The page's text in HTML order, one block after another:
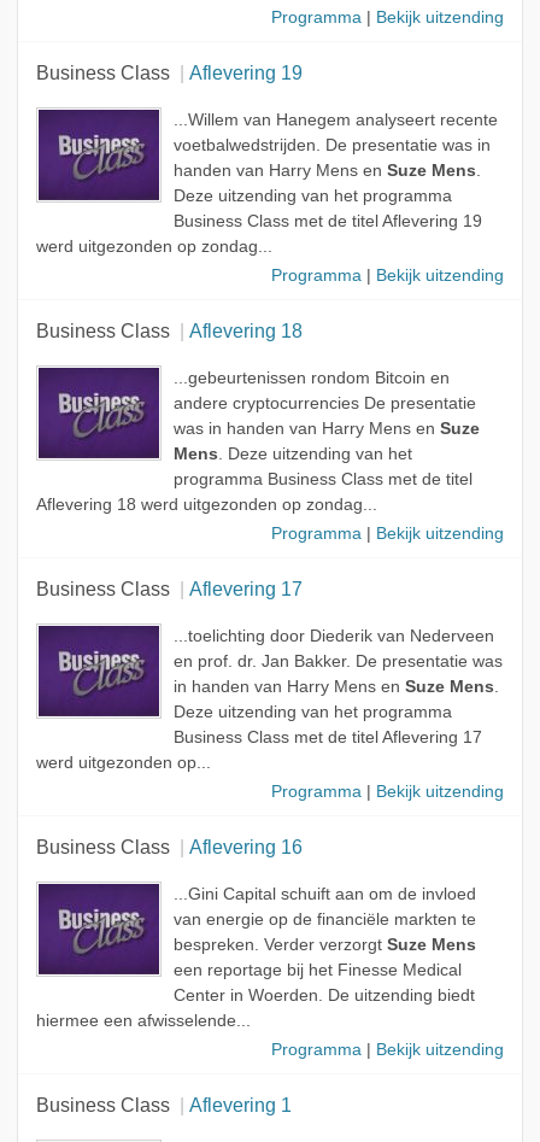
Programma
Bekijk uitzending
Business Class Aflevering 19
...Willem van Hanegem analyseert recente
voetbalwedstrijden. De presentatie was in
handen van Harry Mens en Suze Mens.
Deze uitzending van het programma
Business Class met de titel Aflevering 19
werd uitgezonden op zondag...
Programma
Bekijk uitzending
Business Class Aflevering 18
...gebeurtenissen rondom Bitcoin en
andere cryptocurrencies De presentatie
was in handen van Harry Mens en Suze
Mens. Deze uitzending van het
programma Business Class met de titel
Aflevering 18 werd uitgezonden op zondag...
Programma
Bekijk uitzending
Business Class Aflevering 17
...toelichting door Diederik van Nederveen
en prof. dr. Jan Bakker. De presentatie was
in handen van Harry Mens en Suze Mens.
Deze uitzending van het programma
Business Class met de titel Aflevering 17
werd uitgezonden op...
Programma
Bekijk uitzending
Business Class Aflevering 16
...Gini Capital schuift aan om de invloed
van energie op de financiële markten te
bespreken. Verder verzorgt Suze Mens
een reportage bij het Finesse Medical
Center in Woerden. De uitzending biedt
hiermee een afwisselende...
Programma
Bekijk uitzending
Business Class Aflevering 1